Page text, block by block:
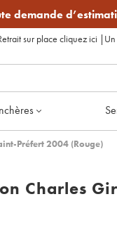
demande
sur place cliquez ici |
Préfert 2004 (Rouge)
Charles